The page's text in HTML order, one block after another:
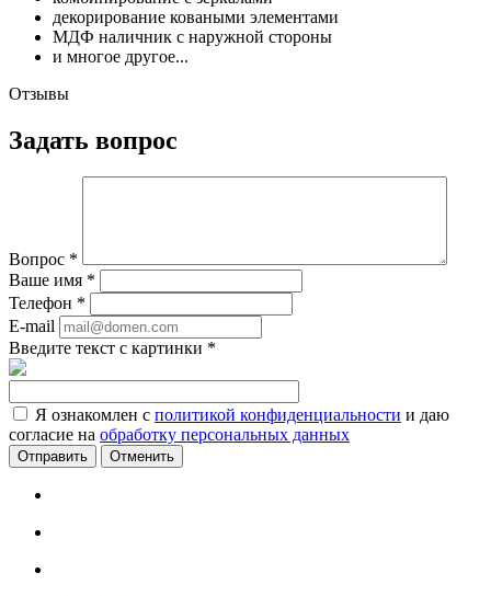
декорирование коваными элементами
МДФ наличник с наружной стороны
и многое другое...
Отзывы
Задать вопрос
Вопрос *
Ваше имя *
Телефон *
E-mail
Введите текст с картинки *
Я ознакомлен с политикой конфиденциальности и даю
согласие на обработку персональных данных
Отменить